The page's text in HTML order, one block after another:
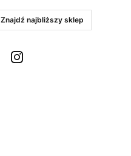
Znajdź najbliższy sklep